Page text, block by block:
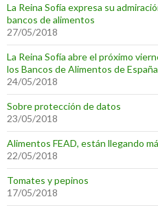
La Reina Sofía expresa su
bancos de alimentos
27/05/2018
La Reina Sofía abre el próximo
los Bancos de Alimentos de España
24/05/2018
Sobre protección de datos
23/05/2018
Alimentos FEAD, están llegando
22/05/2018
Tomates y pepinos
17/05/2018